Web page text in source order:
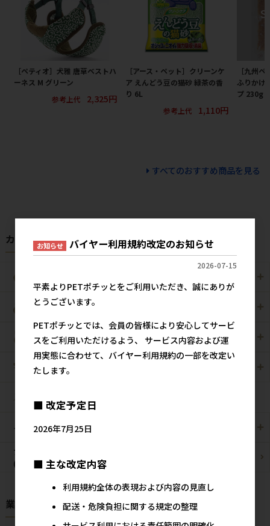
［ペティオ］犬雅 唐草ベストハ
ーネス M グリーン
参考上代
2,325円
［アース・ペット］クリーンケ
ア えんどう豆の猫砂 緑茶の香
り 6L
参考上代
1,110円
［九州
ふりかけ
プ 230g
すべてのおすすめ商品を見る
カテゴリから探す
犬猫用
小動物用 鳥用
爬虫・両生類
その他/雑貨
ブリーダーパック
(プロ製品)
業種様別 特設ページ
お知らせ バイヤー利用規約改定のお知らせ
2026-07-15
平素よりPETポチッとをご利用いただき、誠にありが
とうございます。
PETポチッとでは、会員の皆様により安心してサービ
スをご利用いただけるよう、 サービス内容および運
用実態に合わせて、バイヤー利用規約の一部を改定い
たします。
■ 改定予定日
2026年7月25日
■ 主な改定内容
利用規約全体の表現および内容の見直し
配送・危険負担に関する規定の整理